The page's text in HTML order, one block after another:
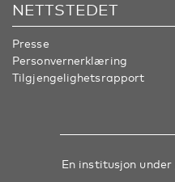
NETTSTEDET
Presse
Personvernerklæring
Tilgjengelighetsrapport
En institusjon under